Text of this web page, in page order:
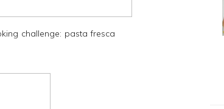
challenge: pasta fresca